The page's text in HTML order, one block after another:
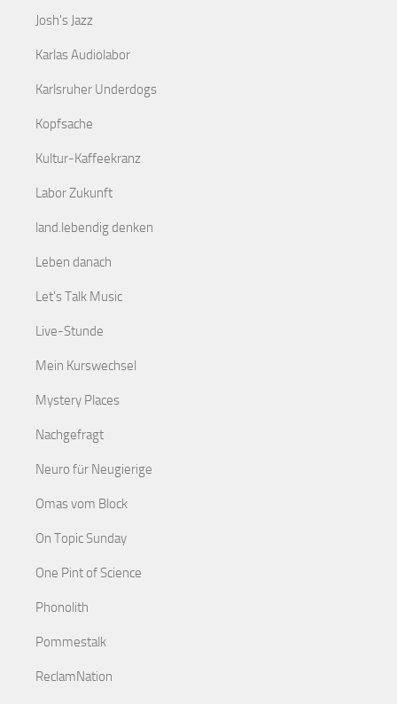
Josh's Jazz
Karlas Audiolabor
Karlsruher Underdogs
Kopfsache
Kultur-Kaffeekranz
Labor Zukunft
land.lebendig denken
Leben danach
Let's Talk Music
Live-Stunde
Mein Kurswechsel
Mystery Places
Nachgefragt
Neuro für Neugierige
Omas vom Block
On Topic Sunday
One Pint of Science
Phonolith
Pommestalk
ReclamNation